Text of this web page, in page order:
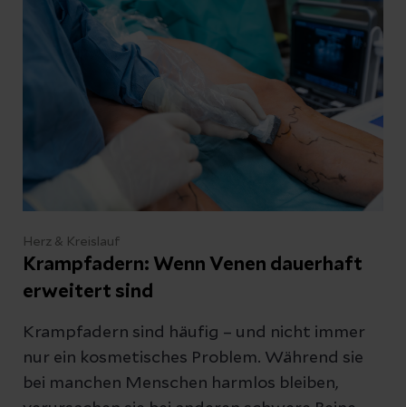
Herz & Kreislauf
Krampfadern: Wenn Venen dauerhaft
erweitert sind
Krampfadern sind häufig – und nicht immer
nur ein kosmetisches Problem. Während sie
bei manchen Menschen harmlos bleiben,